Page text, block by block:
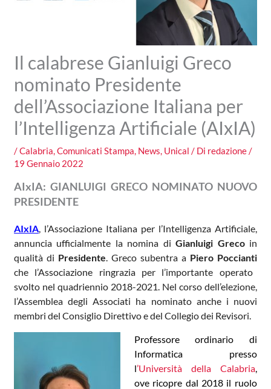
Il calabrese Gianluigi Greco
nominato Presidente
dell’Associazione Italiana per
l’Intelligenza Artificiale (AIxIA)
/Calabria ,Comunicati Stampa News Unical / Di redazione /
19 Gennaio 2022
AIxIA: GIANLUIGI GRECO NOMINATO NUOVO
PRESIDENTE
AIxIA , l’Associazione Italiana per l’Intelligenza Artificiale,
annuncia ufficialmente la nomina diGianluigi Grecoin
qualità di Presidente . Greco subentra a Piero Poccianti
che l’Associazione ringrazia per l’importante operato
svolto nel quadriennio 2018-2021. Nel corso dell’elezione,
l’Assemblea degli Associati ha nominato anche i nuovi
membri del Consiglio Direttivo e del Collegio dei Revisori.
Professore ordinario di
Informatica presso
l’Università della Calabria,
ove ricopre dal 2018 il ruolo